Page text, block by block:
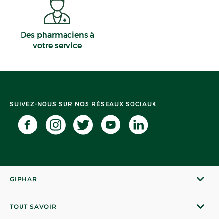
Des pharmaciens à
votre service
SUIVEZ-NOUS SUR NOS RÉSEAUX SOCIAUX
GIPHAR
TOUT SAVOIR